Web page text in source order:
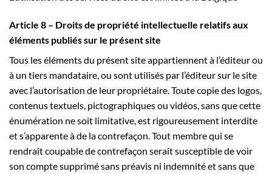
Article 8 – Droits de propriété intellectuelle relatifs aux
éléments publiés sur le présent site
Tous les éléments du présent site appartiennent à l’éditeur ou
à un tiers mandataire, ou sont utilisés par l’éditeur sur le site
avec l’autorisation de leur propriétaire. Toute copie des logos,
contenus textuels, pictographiques ou vidéos, sans que cette
énumération ne soit limitative, est rigoureusement interdite
et s’apparente à de la contrefaçon. Tout membre qui se
rendrait coupable de contrefaçon serait susceptible de voir
son compte supprimé sans préavis ni indemnité et sans que